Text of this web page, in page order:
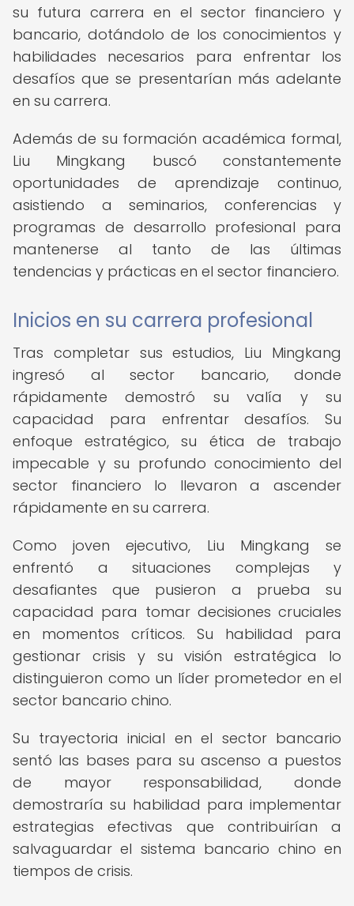
su futura carrera en el sector financiero y
bancario, dotándolo de los conocimientos y
habilidades necesarios para enfrentar los
desafíos que se presentarían más adelante
en su carrera.
Además de su formación académica formal,
Liu Mingkang buscó constantemente
oportunidades de aprendizaje continuo,
asistiendo a seminarios, conferencias y
programas de desarrollo profesional para
mantenerse al tanto de las últimas
tendencias y prácticas en el sector financiero.
Inicios en su carrera profesional
Tras completar sus estudios, Liu Mingkang
ingresó al sector bancario, donde
rápidamente demostró su valía y su
capacidad para enfrentar desafíos. Su
enfoque estratégico, su ética de trabajo
impecable y su profundo conocimiento del
sector financiero lo llevaron a ascender
rápidamente en su carrera.
Como joven ejecutivo, Liu Mingkang se
enfrentó a situaciones complejas y
desafiantes que pusieron a prueba su
capacidad para tomar decisiones cruciales
en momentos críticos. Su habilidad para
gestionar crisis y su visión estratégica lo
distinguieron como un líder prometedor en el
sector bancario chino.
Su trayectoria inicial en el sector bancario
sentó las bases para su ascenso a puestos
de mayor responsabilidad, donde
demostraría su habilidad para implementar
estrategias efectivas que contribuirían a
salvaguardar el sistema bancario chino en
tiempos de crisis.